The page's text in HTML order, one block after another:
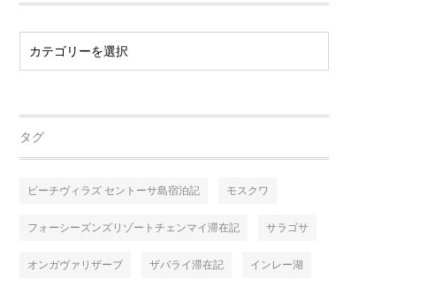
タグ
ビーチヴィラズ セントーサ島宿泊記 モスクワ
フォーシーズンズリゾートチェンマイ滞在記 サラゴサ
オンガヴァリザーブ ザバライ滞在記 インレー湖